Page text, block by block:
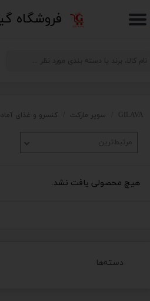
​فروشگاه
حساب کاربری من
دسته‌ها
GILAVA سوپر مارکت کنسرو و غذای
مرتبط‌ترین
هیچ محصولی یافت نشد.